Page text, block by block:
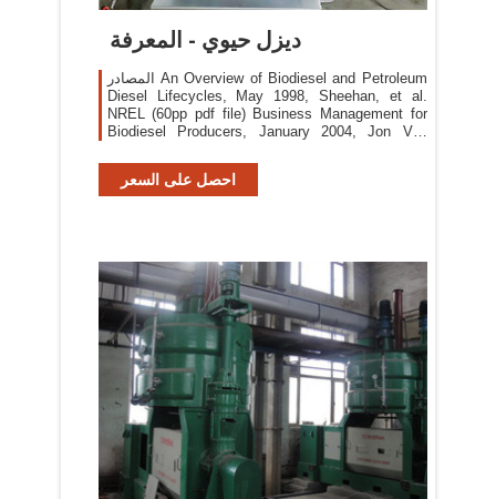
ديزل حيوي - المعرفة
المصادر An Overview of Biodiesel and Petroleum
Diesel Lifecycles, May 1998, Sheehan, et al.
NREL (60pp pdf file) Business Management for
Biodiesel Producers, January 2004, Jon Von
the National Renewable Energy Laboratory
(NREL) (210pp pdf file)
احصل على السعر